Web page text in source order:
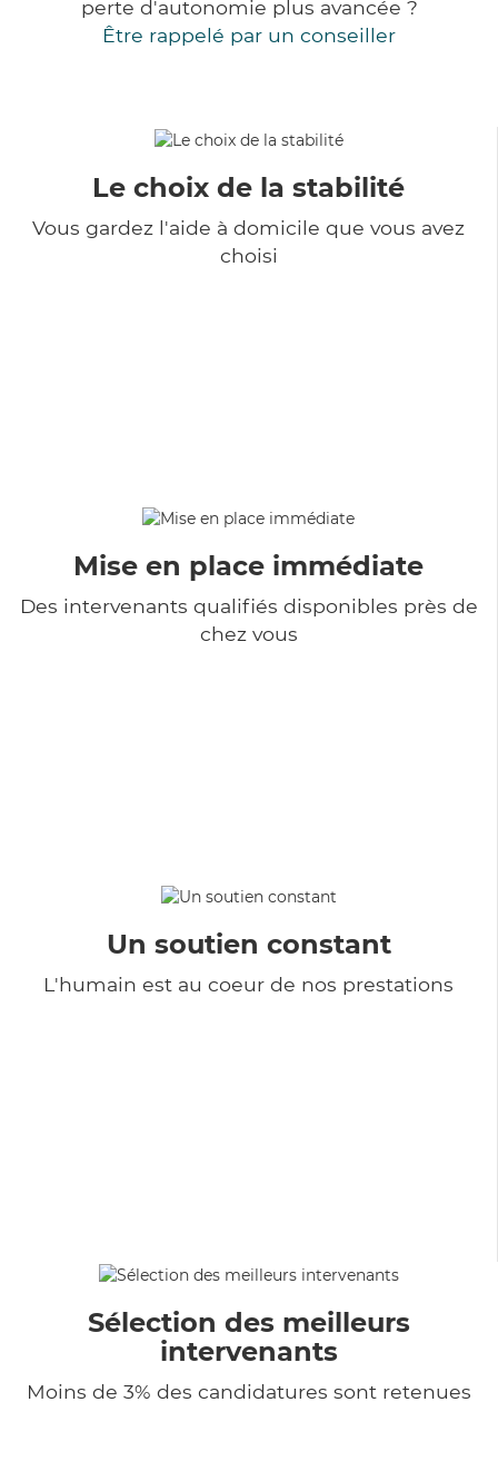
perte d'autonomie plus avancée ?
Être rappelé par un conseiller
Le choix de la stabilité
Vous gardez l'aide à domicile que vous avez
choisi
Mise en place immédiate
Des intervenants qualifiés disponibles près de
chez vous
Un soutien constant
L'humain est au coeur de nos prestations
Sélection des meilleurs
intervenants
Moins de 3% des candidatures sont retenues